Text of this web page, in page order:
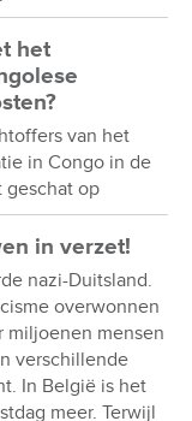
het
van het
in Congo in de
geschat op
in verzet!
nazi-Duitsland.
overwonnen
miljoenen mensen
verschillende
In België is het
meer. Terwijl